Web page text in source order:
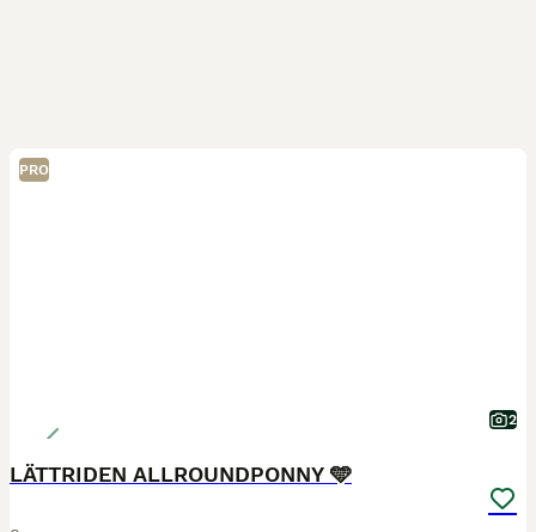
PRO
2
LÄTTRIDEN ALLROUNDPONNY 🩵